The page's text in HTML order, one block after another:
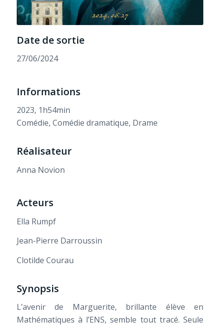
Date de sortie
27/06/2024
Informations
2023, 1h54min
Comédie, Comédie dramatique, Drame
Réalisateur
Anna Novion
Acteurs
Ella Rumpf
Jean-Pierre Darroussin
Clotilde Courau
Synopsis
L’avenir de Marguerite, brillante élève en
Mathématiques à l’ENS, semble tout tracé. Seule